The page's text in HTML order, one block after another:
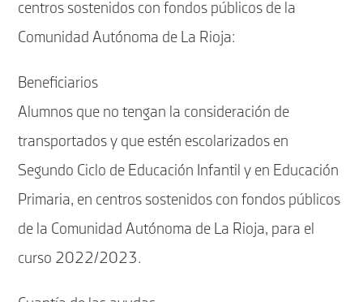
centros sostenidos con fondos públicos de la
Comunidad Autónoma de La Rioja:
Beneficiarios
Alumnos que no tengan la consideración de
transportados y que estén escolarizados en
Segundo Ciclo de Educación Infantil y en Educación
Primaria, en centros sostenidos con fondos públicos
de la Comunidad Autónoma de La Rioja, para el
curso 2022/2023.